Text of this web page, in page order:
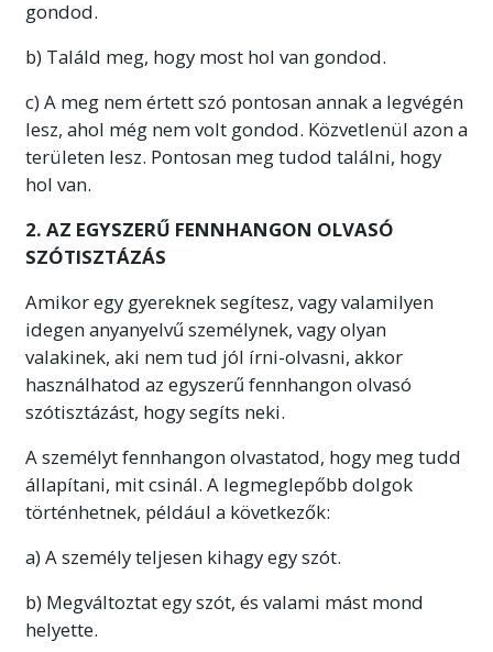
gondod.
b) Találd meg, hogy most hol van gondod.
c) A meg nem értett szó pontosan annak a legvégén
lesz, ahol még nem volt gondod. Közvetlenül azon a
területen lesz. Pontosan meg tudod találni, hogy
hol van.
2. AZ EGYSZERŰ FENNHANGON OLVASÓ
SZÓTISZTÁZÁS
Amikor egy gyereknek segítesz, vagy valamilyen
idegen anyanyelvű személynek, vagy olyan
valakinek, aki nem tud jól írni-olvasni, akkor
használhatod az egyszerű fennhangon olvasó
szótisztázást, hogy segíts neki.
A személyt fennhangon olvastatod, hogy meg tudd
állapítani, mit csinál. A legmeglepőbb dolgok
történhetnek, például a következők:
a) A személy teljesen kihagy egy szót.
b) Megváltoztat egy szót, és valami mást mond
helyette.